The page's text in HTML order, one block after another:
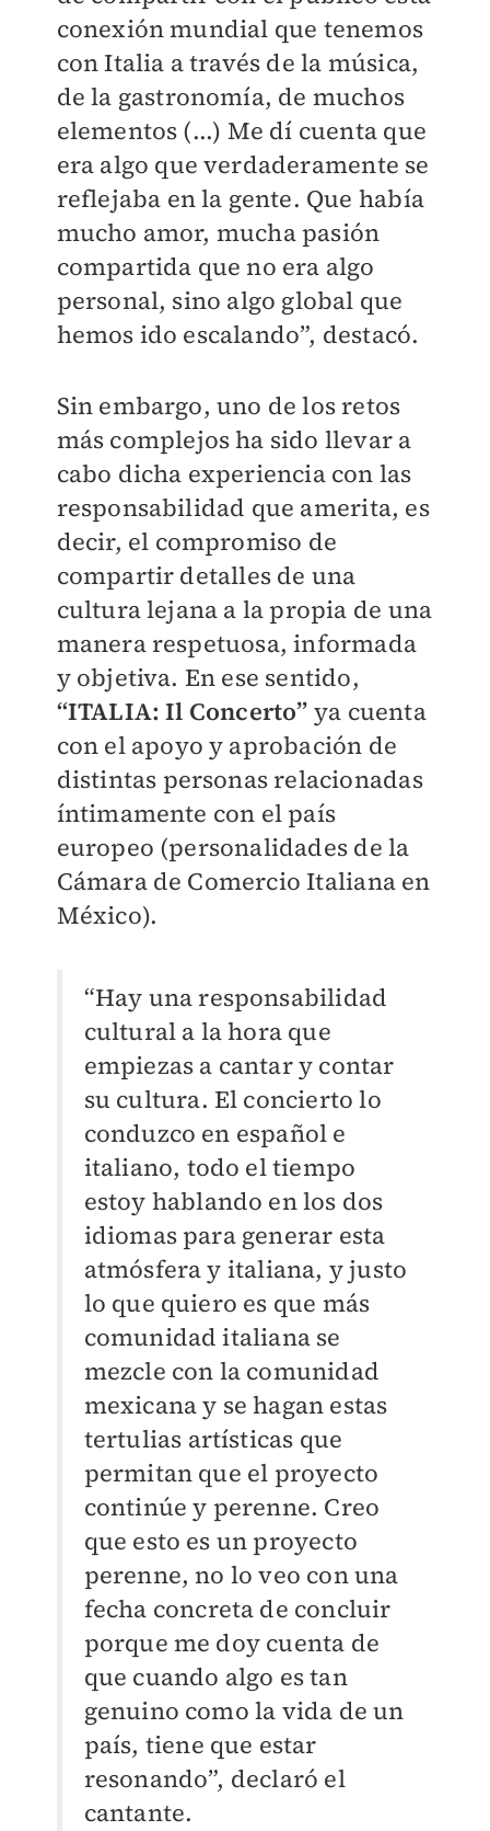
conexión mundial que tenemos
con Italia a través de la música,
de la gastronomía, de muchos
elementos (...) Me dí cuenta que
era algo que verdaderamente se
reflejaba en la gente. Que había
mucho amor, mucha pasión
compartida que no era algo
personal, sino algo global que
hemos ido escalando”, destacó.
Sin embargo, uno de los retos
más complejos ha sido llevar a
cabo dicha experiencia con las
responsabilidad que amerita, es
decir, el compromiso de
compartir detalles de una
cultura lejana a la propia de una
manera respetuosa, informada
y objetiva. En ese sentido,
“ITALIA: Il Concerto” ya cuenta
con el apoyo y aprobación de
distintas personas relacionadas
íntimamente con el país
europeo (personalidades de la
Cámara de Comercio Italiana en
México).
“Hay una responsabilidad
cultural a la hora que
empiezas a cantar y contar
su cultura. El concierto lo
conduzco en español e
italiano, todo el tiempo
estoy hablando en los dos
idiomas para generar esta
atmósfera y italiana, y justo
lo que quiero es que más
comunidad italiana se
mezcle con la comunidad
mexicana y se hagan estas
tertulias artísticas que
permitan que el proyecto
continúe y perenne. Creo
que esto es un proyecto
perenne, no lo veo con una
fecha concreta de concluir
porque me doy cuenta de
que cuando algo es tan
genuino como la vida de un
país, tiene que estar
resonando”, declaró el
cantante.